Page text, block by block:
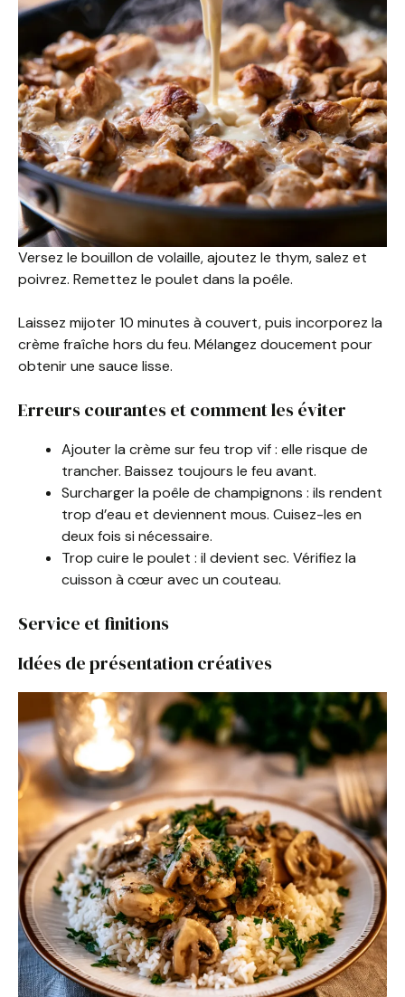
Versez le bouillon de volaille, ajoutez le thym, salez et
poivrez. Remettez le poulet dans la poêle.
Laissez mijoter 10 minutes à couvert, puis incorporez la
crème fraîche hors du feu. Mélangez doucement pour
obtenir une sauce lisse.
Erreurs courantes et comment les éviter
Ajouter la crème sur feu trop vif : elle risque de
trancher. Baissez toujours le feu avant.
Surcharger la poêle de champignons : ils rendent
trop d’eau et deviennent mous. Cuisez-les en
deux fois si nécessaire.
Trop cuire le poulet : il devient sec. Vérifiez la
cuisson à cœur avec un couteau.
Service et finitions
Idées de présentation créatives